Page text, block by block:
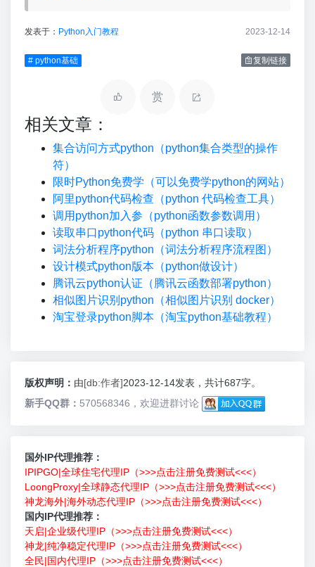
发表于： Python入门教程 2023-12-14
# python基础 复制链接
赏
相关文章：
集合访问方式python（python集合类型的操作
符）
限时Python免费学（可以免费学python的网站）
阿里python代码检查（python 代码检查工具）
调用python加入参（python函数参数调用）
读取串口python代码（python 串口读取）
词法分析程序python（词法分析程序流程图）
设计模式python版本（python做设计）
腾讯云python认证（腾讯云函数部署python）
相似图片识别python（相似图片识别 docker）
淘宝登录python脚本（淘宝python基础教程）
版权声明： 由[db:作者]2023-12-14发表，共计687字。
新手QQ群： 570568346，欢迎进群讨论
国外IP代理推荐：
IPIPGO|全球住宅代理IP（>>>点击注册免费测试<<<）
LoongProxy|全球静态代理IP（>>>点击注册免费测试<<<）
神龙海外|海外动态代理IP（>>>点击注册免费测试<<<）
国内IP代理推荐：
天启|企业级代理IP（>>>点击注册免费测试<<<）
神龙|纯净稳定代理IP（>>>点击注册免费测试<<<）
全民|国内代理IP（>>>点击注册免费测试<<<）